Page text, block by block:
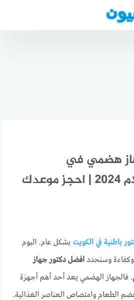
هضمي في
مستشفى السلام 2024 | احجز موعدك
باطنية في الكويت بشكل عام. اليوم
وكفاءة وسنحددافضل دكتور جهاز
. فالجهاز الهضمي يعد أحد أهم أجهزة
الطعام وامتصاص العناصر الغذائية.